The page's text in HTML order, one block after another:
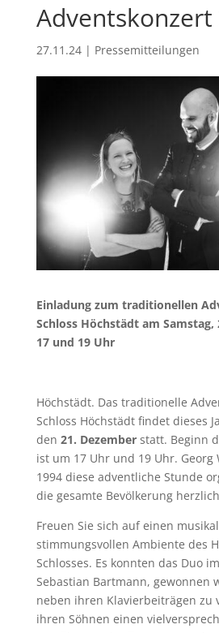
Adventskonzert
27.11.24| Pressemitteilungen
Einladung zum traditionellen
Schloss Höchstädt am Samstag,
17 und 19 Uhr
Höchstädt. Das traditionelle
Schloss Höchstädt findet dieses
den 21. Dezember statt. Beginn
ist um 17 Uhr und 19 Uhr.
1994 diese adventliche Stunde
die gesamte Bevölkerung
Freuen Sie sich auf einen
stimmungsvollen Ambiente des
Schlosses. Es konnten das Duo
Sebastian Bartmann, gewonnen
neben ihren Klavierbeiträgen zu
ihren Söhnen einen